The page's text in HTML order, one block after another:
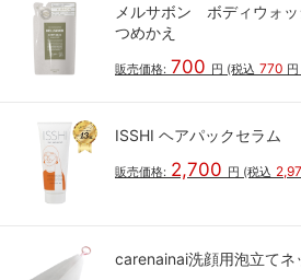
メルサボン ボディウォ
つめかえ
販売価格: 700 円 (税込 770 円
ISSHI ヘアパックセラム
販売価格: 2,700 円 (税込
carenainai洗顔用泡立てネ